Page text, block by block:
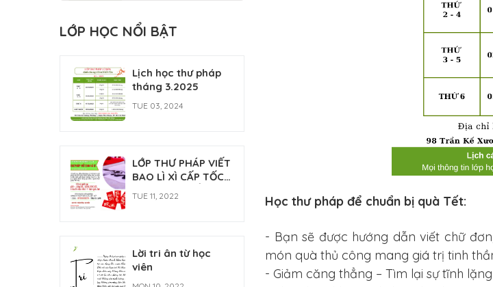
Học thư pháp để chuẩn bị quà Tết:
- Bạn sẽ được hướng dẫn viết chữ
món quà thủ công mang giá trị tinh
- Giảm căng thẳng – Tìm lại sự tĩnh
5/2026
FRI 04, 2026
LỚP HỌC NỔI BẬT
Lịch học thư pháp
tháng 3.2025
TUE 03, 2024
LỚP THƯ PHÁP VIẾT
BAO LÌ XÌ CẤP TỐC
CHỈ VỚI 6 BUỔI HỌC
TUE 11, 2022
Lời tri ân từ học
viên